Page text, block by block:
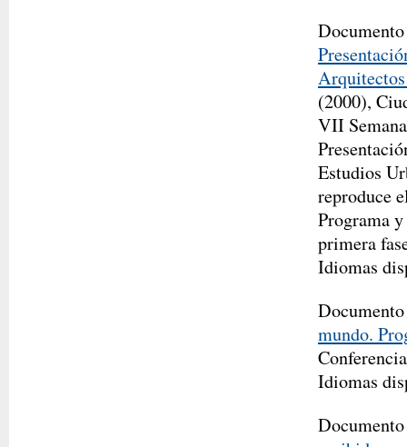
(2000),
VII
Estudios
reproduce
Programa
primera
Idiomas
mundo.
Idiomas